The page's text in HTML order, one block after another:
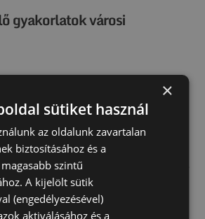
gyakorlatok városi
mellett a lakók tájékoztatása is
Az előzetes információk arról,
zajlanak, lehetővé teszik, hogy a
A zajszint-monitorozó
ellenőrzést biztosít, így
ha a hangszint megemelkedik.
alkalmazása mellett
és modern eszközök
miközben a kivitelezés
×
sütiket használ
az oldalunk zavartalan
biztosításához és a
szintű
A kijelölt sütik
(engedélyezésével)
aktiválásához és a